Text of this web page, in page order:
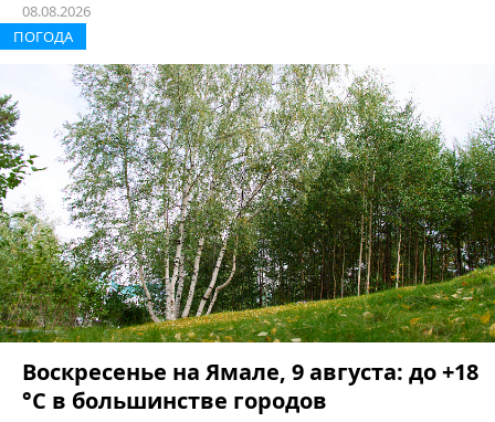
08.08.2026
ПОГОДА
Воскресенье на Ямале, 9 августа: до +18
°C в большинстве городов